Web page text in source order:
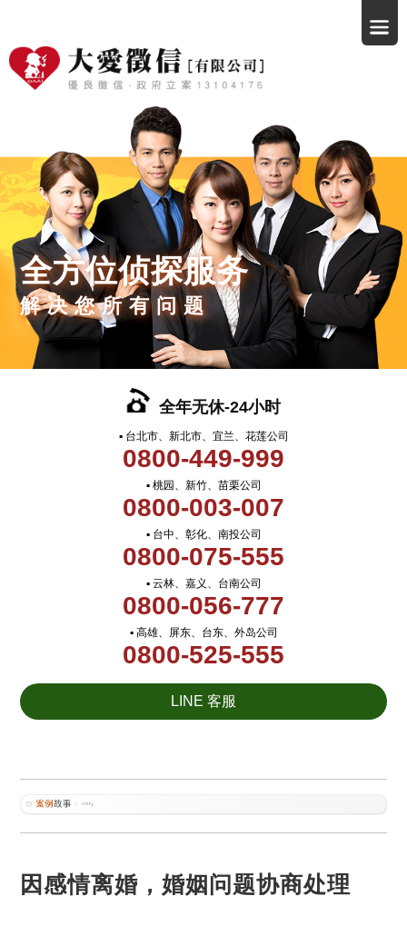
全方位侦探服务
解决您所有问题
全年无休-24小时
▪ 台北市、新北市、宜兰、花莲公司
0800-449-999
▪ 桃园、新竹、苗栗公司
0800-003-007
▪ 台中、彰化、南投公司
0800-075-555
▪ 云林、嘉义、台南公司
0800-056-777
▪ 高雄、屏东、台东、外岛公司
0800-525-555
LINE 客服
因感情离婚，婚姻问题协商处理